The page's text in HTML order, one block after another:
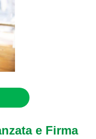
e Firma